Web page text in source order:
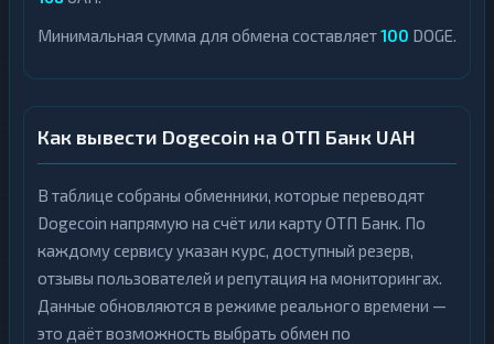
Минимальная сумма для обмена составляет100 DOGE.
Как вывести Dogecoin на ОТП Банк UAH
В таблице собраны обменники, которые переводят
Dogecoin напрямую на счёт или карту ОТП Банк. По
каждому сервису указан курс, доступный резерв,
отзывы пользователей и репутация на мониторингах.
Данные обновляются в режиме реального времени —
это даёт возможность выбрать обмен по